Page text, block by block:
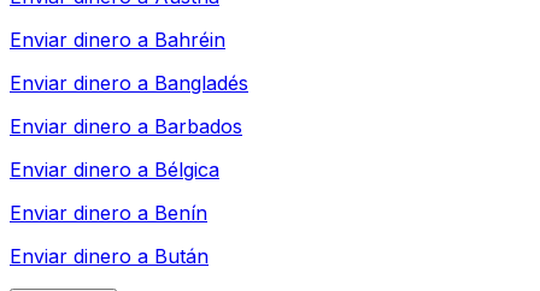
Enviar dinero a Bahréin
Enviar dinero a Bangladés
Enviar dinero a Barbados
Enviar dinero a Bélgica
Enviar dinero a Benín
Enviar dinero a Bután